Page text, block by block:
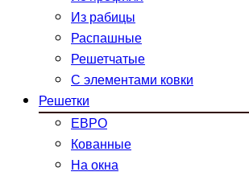
Из рабицы
Распашные
Решетчатые
С элементами ковки
Решетки
ЕВРО
Кованные
На окна